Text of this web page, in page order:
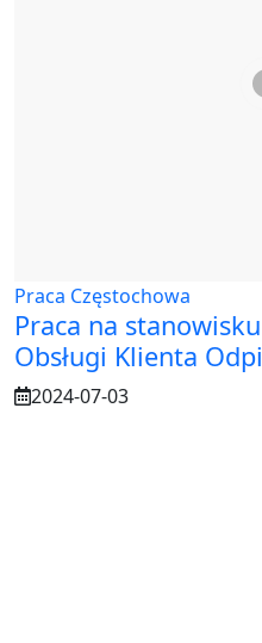
Praca Częstochowa
Praca na
Obsługi Klienta
2024-07-03